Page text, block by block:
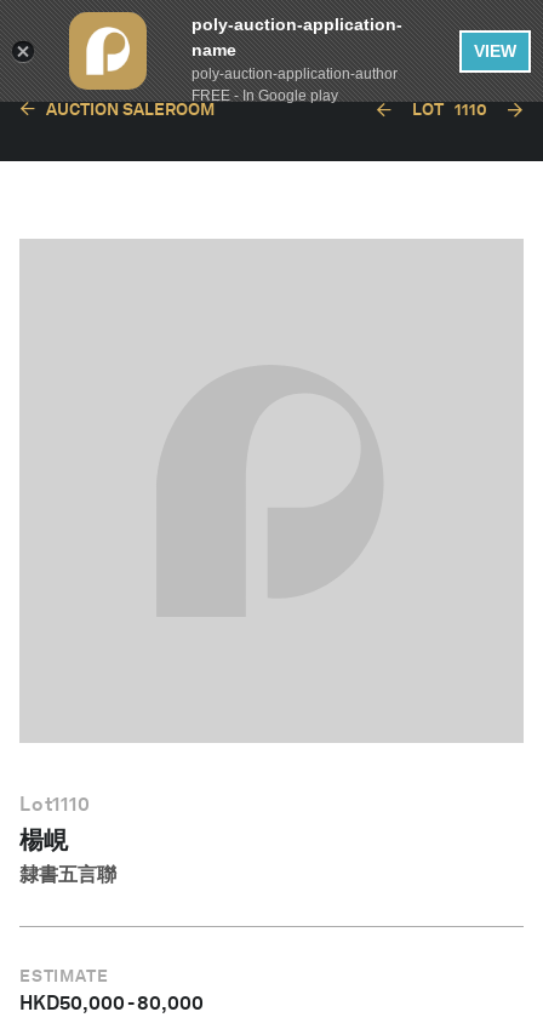
AUCTION SALEROOM LOT 1110
Lot1110
楊峴
隸書五言聯
ESTIMATE
HKD50,000-80,000
poly-auction-application-
name
poly-auction-application-author
FREE - In Google play
VIEW